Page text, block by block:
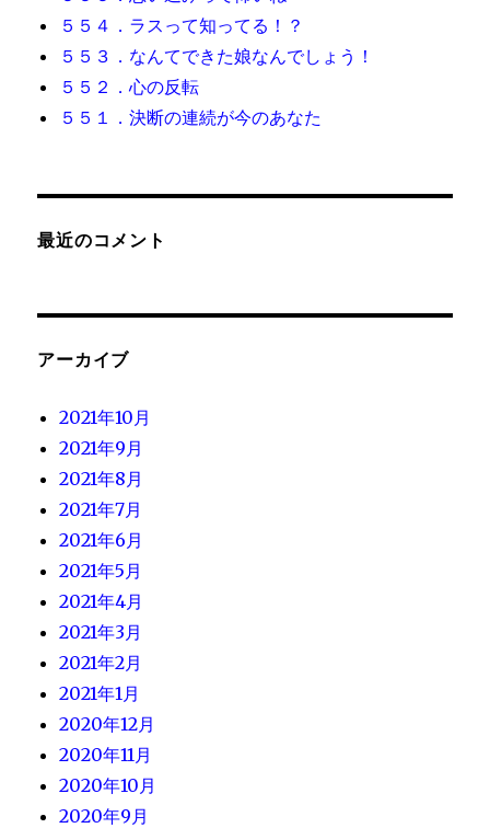
５５４．ラスって知ってる！？
５５３．なんてできた娘なんでしょう！
５５２．心の反転
５５１．決断の連続が今のあなた
最近のコメント
アーカイブ
2021年10月
2021年9月
2021年8月
2021年7月
2021年6月
2021年5月
2021年4月
2021年3月
2021年2月
2021年1月
2020年12月
2020年11月
2020年10月
2020年9月